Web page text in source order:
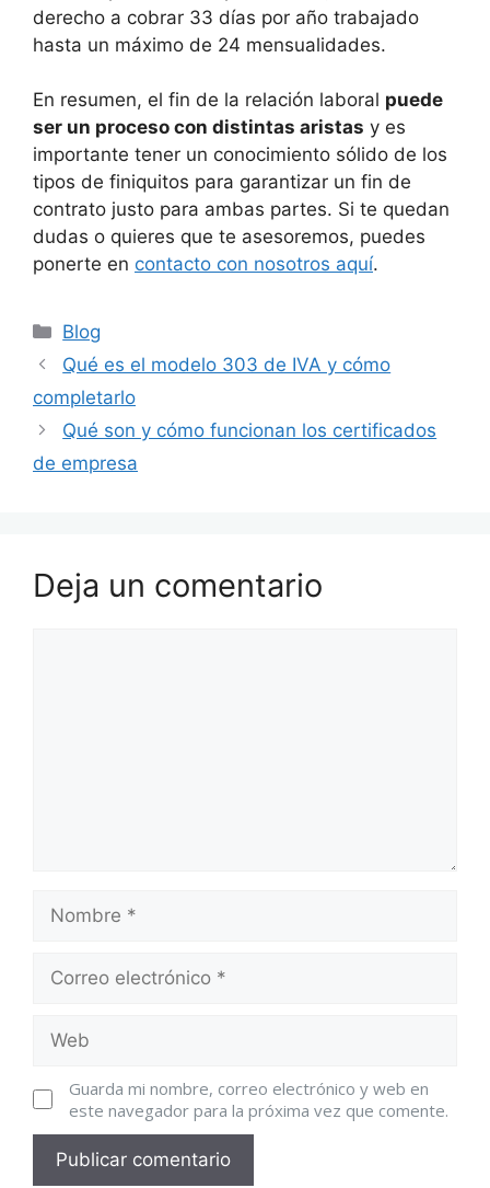
derecho a cobrar 33 días por año trabajado
hasta un máximo de 24 mensualidades.
En resumen, el fin de la relación laboral puede
ser un proceso con distintas aristas y es
importante tener un conocimiento sólido de los
tipos de finiquitos para garantizar un fin de
contrato justo para ambas partes. Si te quedan
dudas o quieres que te asesoremos, puedes
ponerte en contacto con nosotros aquí.
Blog
Qué es el modelo 303 de IVA y cómo
completarlo
Qué son y cómo funcionan los certificados
de empresa
Deja un comentario
Guarda mi nombre, correo electrónico y web en
este navegador para la próxima vez que comente.